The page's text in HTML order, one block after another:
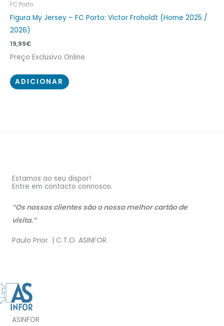
FC Porto
Figura My Jersey – FC Porto: Victor Froholdt (Home 2025 /
2026)
19,99€
Preço Exclusivo Online.
ADICIONAR
Estamos ao seu dispor!
Entre em contacto connosco.
“Os nossos clientes são o nosso melhor cartão de
visita.”
Paulo Prior | C.T.O. ASINFOR
ASINFOR